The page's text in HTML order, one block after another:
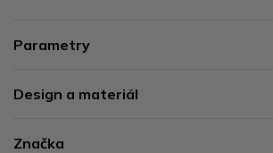
Parametry
Design a materiál
Značka